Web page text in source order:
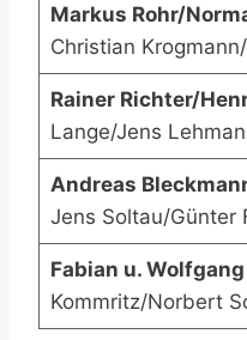
Markus Rohr/
Christian
Rainer Richter/
Lange/Jens
Andreas
Jens Soltau/Günter
Fabian u.
Kommritz/Norbert